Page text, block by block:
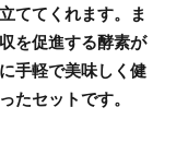
ててくれます。ま
を促進する酵素が
手軽で美味しく健
たセットです。